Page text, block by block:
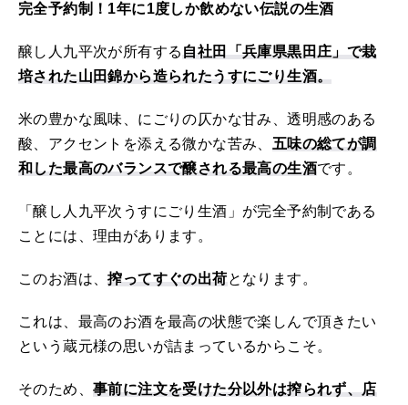
完全予約制！1年に1度しか飲めない伝説の生酒
醸し人九平次が所有する自社田「兵庫県黒田庄」で栽
培された山田錦から造られたうすにごり生酒。
米の豊かな風味、にごりの仄かな甘み、透明感のある
酸、アクセントを添える微かな苦み、 五味の総てが調
和した最高のバランスで醸される最高の生酒です。
「醸し人九平次うすにごり生酒」が完全予約制である
ことには、理由があります。
このお酒は、搾ってすぐの出荷となります。
これは、最高のお酒を最高の状態で楽しんで頂きたい
という蔵元様の思いが詰まっているからこそ。
そのため、 事前に注文を受けた分以外は搾られず、店